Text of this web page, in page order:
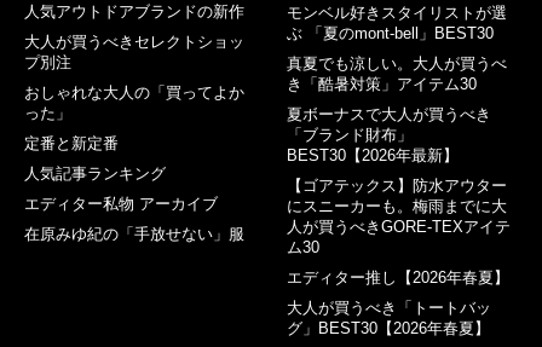
人気アウトドアブランドの新作
大人が買うべきセレクトショッ
プ別注
おしゃれな大人の「買ってよか
った」
定番と新定番
人気記事ランキング
エディター私物 アーカイブ
在原みゆ紀の「手放せない」服
モンベル好きスタイリストが選
ぶ 「夏のmont-bell」BEST30
真夏でも涼しい。大人が買うべ
き「酷暑対策」アイテム30
夏ボーナスで大人が買うべき
「ブランド財布」
BEST30【2026年最新】
【ゴアテックス】防水アウター
にスニーカーも。梅雨までに大
人が買うべきGORE-TEXアイテ
ム30
エディター推し【2026年春夏】
大人が買うべき「トートバッ
グ」BEST30【2026年春夏】